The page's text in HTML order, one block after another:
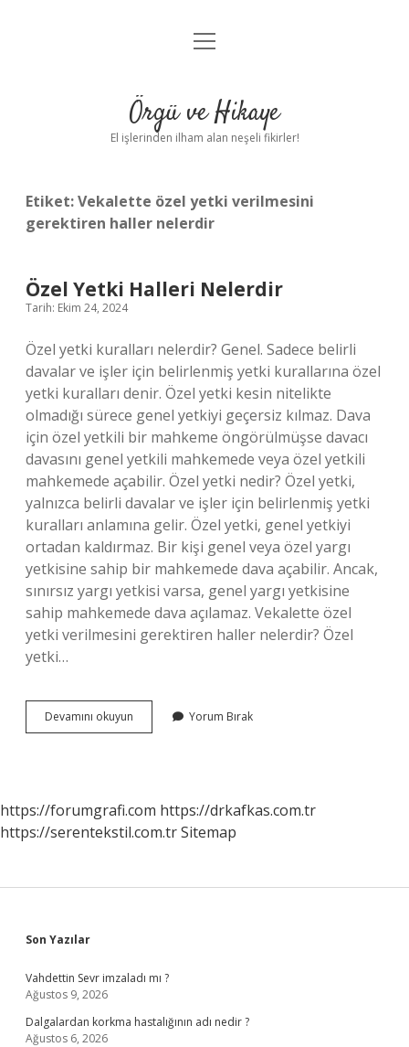
Anasayfa
Yasal Uyarı
menüyü
Örgü ve Hikaye
El işlerinden ilham alan neşeli fikirler!
Etiket:Vekalette özel yetki verilmesini
gerektiren haller nelerdir
Özel Yetki Halleri Nelerdir
Tarih: Ekim 24, 2024
Özel yetki kuralları nelerdir? Genel. Sadece belirli
davalar ve işler için belirlenmiş yetki kurallarına özel
yetki kuralları denir. Özel yetki kesin nitelikte
olmadığı sürece genel yetkiyi geçersiz kılmaz. Dava
için özel yetkili bir mahkeme öngörülmüşse davacı
davasını genel yetkili mahkemede veya özel yetkili
mahkemede açabilir. Özel yetki nedir? Özel yetki,
yalnızca belirli davalar ve işler için belirlenmiş yetki
kuralları anlamına gelir. Özel yetki, genel yetkiyi
ortadan kaldırmaz. Bir kişi genel veya özel yargı
yetkisine sahip bir mahkemede dava açabilir. Ancak,
sınırsız yargı yetkisi varsa, genel yargı yetkisine
sahip mahkemede dava açılamaz. Vekalette özel
yetki verilmesini gerektiren haller nelerdir? Özel
yetki…
Devamını okuyun
Yetki
Yorum Bırak
https://forumgrafi.com https://drkafkas.com.tr
https://serentekstil.com.trSitemap
Sidebar
Son Yazılar
Vahdettin Sevr imzaladı mı ?
Ağustos 9, 2026
Dalgalardan korkma hastalığının adı nedir ?
Ağustos 6, 2026